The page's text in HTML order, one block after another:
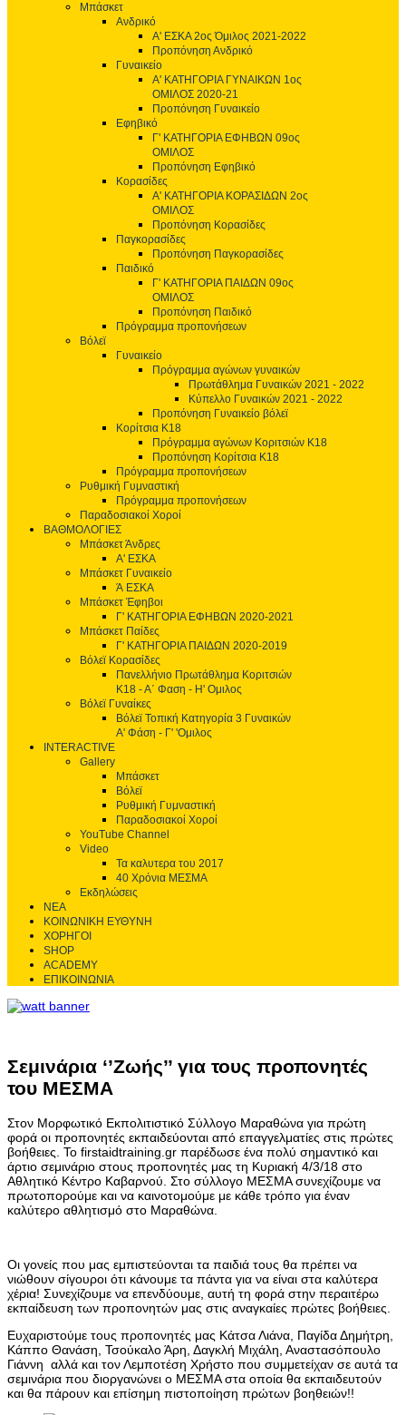
Μπάσκετ
Ανδρικό
Α' ΕΣΚΑ 2ος Όμιλος 2021-2022
Προπόνηση Ανδρικό
Γυναικείο
Α' ΚΑΤΗΓΟΡΙΑ ΓΥΝΑΙΚΩΝ 1ος
ΟΜΙΛΟΣ 2020-21
Προπόνηση Γυναικείο
Εφηβικό
Γ' ΚΑΤΗΓΟΡΙΑ ΕΦΗΒΩΝ 09ος
ΟΜΙΛΟΣ
Προπόνηση Εφηβικό
Κορασίδες
Α' ΚΑΤΗΓΟΡΙΑ ΚΟΡΑΣΙΔΩΝ 2ος
ΟΜΙΛΟΣ
Προπόνηση Κορασίδες
Παγκορασίδες
Προπόνηση Παγκορασίδες
Παιδικό
Γ' ΚΑΤΗΓΟΡΙΑ ΠΑΙΔΩΝ 09ος
ΟΜΙΛΟΣ
Προπόνηση Παιδικό
Πρόγραμμα προπονήσεων
Βόλεϊ
Γυναικείο
Πρόγραμμα αγώνων γυναικών
Πρωτάθλημα Γυναικών 2021 - 2022
Κύπελλο Γυναικών 2021 - 2022
Προπόνηση Γυναικείο βόλεϊ
Κορίτσια Κ18
Πρόγραμμα αγώνων Κοριτσιών Κ18
Προπόνηση Κορίτσια Κ18
Πρόγραμμα προπονήσεων
Ρυθμική Γυμναστική
Πρόγραμμα προπονήσεων
Παραδοσιακοί Χοροί
ΒΑΘΜΟΛΟΓΙΕΣ
Μπάσκετ Άνδρες
Α' ΕΣΚΑ
Μπάσκετ Γυναικείο
Ά ΕΣΚΑ
Μπάσκετ Έφηβοι
Γ' ΚΑΤΗΓΟΡΙΑ ΕΦΗΒΩΝ 2020-2021
Μπάσκετ Παίδες
Γ' ΚΑΤΗΓΟΡΙΑ ΠΑΙΔΩΝ 2020-2019
Βόλεϊ Κορασίδες
Πανελλήνιο Πρωτάθλημα Κοριτσιών
Κ18 - Α΄ Φαση - H' Ομιλος
Βόλεϊ Γυναίκες
Βόλεϊ Τοπική Κατηγορία 3 Γυναικών
Α' Φάση - Γ' 'Ομιλος
INTERACTIVE
Gallery
Μπάσκετ
Βόλεϊ
Ρυθμική Γυμναστική
Παραδοσιακοί Χοροί
YouTube Channel
Video
Τα καλυτερα του 2017
40 Χρόνια ΜΕΣΜΑ
Εκδηλώσεις
ΝΕΑ
ΚΟΙΝΩΝΙΚΗ ΕΥΘΥΝΗ
ΧΟΡΗΓΟΙ
SHOP
ACADEMY
ΕΠΙΚΟΙΝΩΝΙΑ
Σεμινάρια ‘’Ζωής’’ για τους προπονητές
του ΜΕΣΜΑ
Στον Μορφωτικό Εκπολιτιστικό Σύλλογο Μαραθώνα για πρώτη
φορά οι προπονητές εκπαιδεύονται από επαγγελματίες στις πρώτες
βοήθειες. Το firstaidtraining.gr παρέδωσε ένα πολύ σημαντικό και
άρτιο σεμινάριο στους προπονητές μας τη Κυριακή 4/3/18 στο
Αθλητικό Κέντρο Καβαρνού. Στο σύλλογο ΜΕΣΜΑ συνεχίζουμε να
πρωτοπορούμε και να καινοτομούμε με κάθε τρόπο για έναν
καλύτερο αθλητισμό στο Μαραθώνα.
Οι γονείς που μας εμπιστεύονται τα παιδιά τους θα πρέπει να
νιώθουν σίγουροι ότι κάνουμε τα πάντα για να είναι στα καλύτερα
χέρια! Συνεχίζουμε να επενδύουμε, αυτή τη φορά στην περαιτέρω
εκπαίδευση των προπονητών μας στις αναγκαίες πρώτες βοήθειες.
Ευχαριστούμε τους προπονητές μας Κάτσα Λιάνα, Παγίδα Δημήτρη,
Κάππο Θανάση, Τσούκαλο Άρη, Δαγκλή Μιχάλη, Αναστασόπουλο
Γιάννη αλλά και τον Λεμποτέση Χρήστο που συμμετείχαν σε αυτά τα
σεμινάρια που διοργανώνει ο ΜΕΣΜΑ στα οποία θα εκπαιδευτούν
και θα πάρουν και επίσημη πιστοποίηση πρώτων βοηθειών!!